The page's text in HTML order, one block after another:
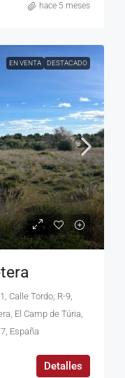
hace 5 meses
EN VENTA DESTACADO
Calle Tordo, R-9,
El Camp de Túria,
España
Detalles